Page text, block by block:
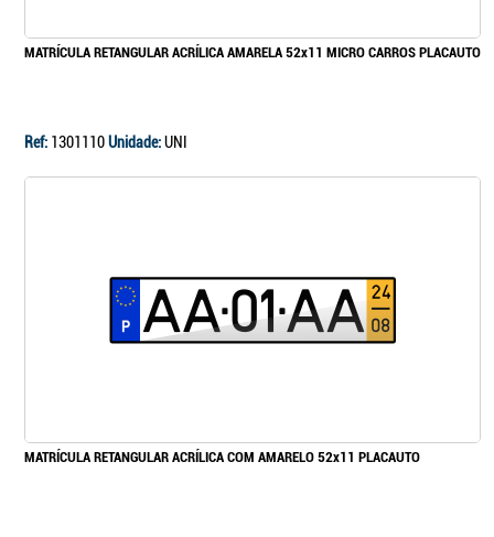
MATRÍCULA RETANGULAR ACRÍLICA AMARELA 52x11 MICRO CARROS PLACAUTO
Ref: 1301110Unidade:UNI
MATRÍCULA RETANGULAR ACRÍLICA COM AMARELO 52x11 PLACAUTO